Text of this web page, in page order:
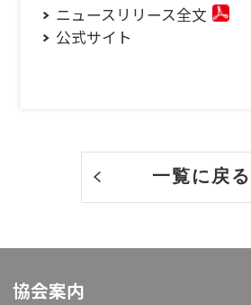
ニュースリリース全文
公式サイト
一覧に戻る
協会案内